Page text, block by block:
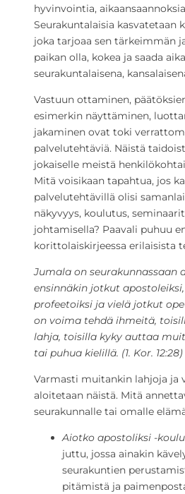
hyvinvointia,
Seurakuntalaisia kasvatetaan
joka tarjoaa sen tärkeimmän
paikan olla, kokea ja saada
seurakuntalaisena,
Vastuun ottaminen,
esimerkin näyttäminen,
jakaminen ovat toki
palvelutehtäviä. Näistä
jokaiselle meistä
Mitä voisikaan tapahtua, jos
palvelutehtävillä olisi
näkyvyys, koulutus,
johtamisella? Paavali puhuu
korittolaiskirjeessa erilaisista
Jumala on seurakunnassaan
ensinnäkin jotkut
profeetoiksi ja vielä jotkut
on voima tehdä ihmeitä,
lahja, toisilla kyky auttaa
tai puhua kielillä. (1. Kor. 12:28)
Varmasti muitankin lahjoja ja
aloitetaan näistä. Mitä
seurakunnalle tai omalle
Aiotko apostoliksi -
juttu, jossa ainakin
seurakuntien
pitämistä ja